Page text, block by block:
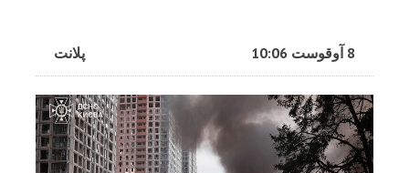
پلانت 8 آوقوست 10:06